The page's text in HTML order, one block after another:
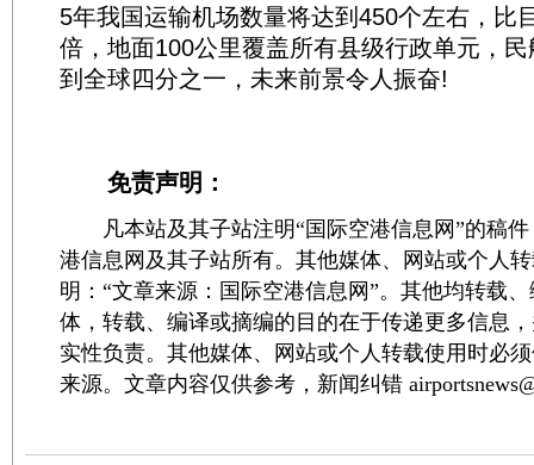
5年我国运输机场数量将达到450个左右，比
倍，地面100公里覆盖所有县级行政单元，
到全球四分之一，未来前景令人振奋!
免责声明：
凡本站及其子站注明“国际空港信息网”的稿件
港信息网及其子站所有。其他媒体、网站或个人
明：“文章来源：国际空港信息网”。其他均转载
体，转载、编译或摘编的目的在于传递更多信息
实性负责。其他媒体、网站或个人转载使用时必
来源。文章内容仅供参考，新闻纠错